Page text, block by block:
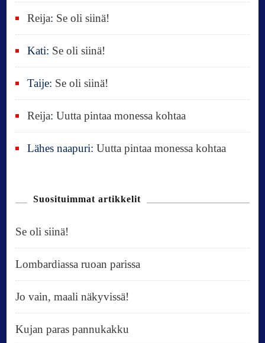
Reija: Se oli siinä!
Kati: Se oli siinä!
Taije: Se oli siinä!
Reija:Uutta pintaa monessa kohtaa
Lähes naapuri:Uutta pintaa monessa kohtaa
Suosituimmat artikkelit
Se oli siinä!
Lombardiassa ruoan parissa
Jo vain, maali näkyvissä!
Kujan paras pannukakku